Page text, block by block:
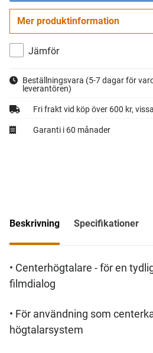
Gå till
Mer produktinformation
Jämför
Beställningsvara (5-7 dagar för
leverantören)
Fri frakt vid köp över 600 kr,
Garanti i 60 månader
Beskrivning Specifikationer
• Centerhögtalare - för en
filmdialog
• För användning som
högtalarsystem